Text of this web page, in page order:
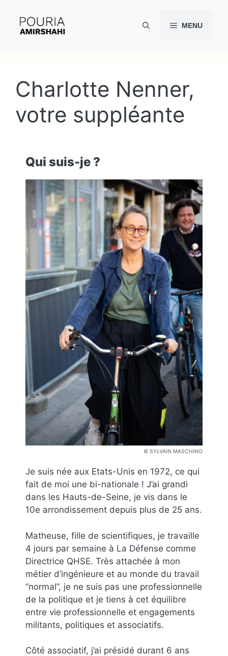
contenu
MENU
Charlotte Nenner,
votre suppléante
Qui suis-je ?
© SYLVAIN MASCHINO
Je suis née aux Etats-Unis en 1972, ce qui
fait de moi une bi-nationale ! J’ai grandi
dans les Hauts-de-Seine, je vis dans le
10e arrondissement depuis plus de 25 ans.
Matheuse, fille de scientifiques, je travaille
4 jours par semaine à La Défense comme
Directrice QHSE. Très attachée à mon
métier d’ingénieure et au monde du travail
“normal”, je ne suis pas une professionnelle
de la politique et je tiens à cet équilibre
entre vie professionnelle et engagements
militants, politiques et associatifs.
Côté associatif, j’ai présidé durant 6 ans